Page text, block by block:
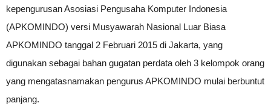
kepengurusan Asosiasi Pengusaha Komputer Indonesia
(APKOMINDO) versi Musyawarah Nasional Luar Biasa
APKOMINDO tanggal 2 Februari 2015 di Jakarta, yang
digunakan sebagai bahan gugatan perdata oleh 3 kelompok orang
yang mengatasnamakan pengurus APKOMINDO mulai berbuntut
panjang.